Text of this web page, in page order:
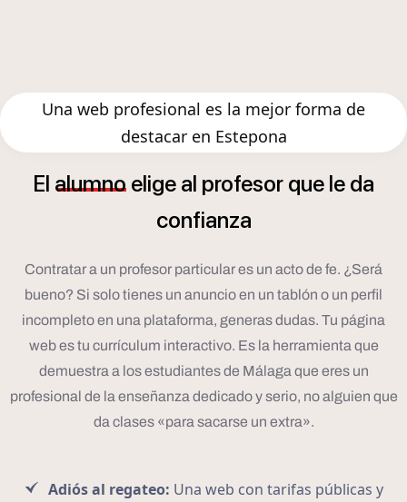
Una web profesional es la mejor forma de
destacar en Estepona
El alumno elige al profesor que le da
confianza
Contratar a un profesor particular es un acto de fe. ¿Será
bueno? Si solo tienes un anuncio en un tablón o un perfil
incompleto en una plataforma, generas dudas. Tu página
web es tu currículum interactivo. Es la herramienta que
demuestra a los estudiantes de Málaga que eres un
profesional de la enseñanza dedicado y serio, no alguien que
da clases «para sacarse un extra».
Adiós al regateo: Una web con tarifas públicas y